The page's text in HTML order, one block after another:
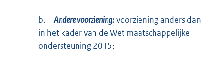
b. Andere voorziening:voorziening anders dan
in het kader van de Wet maatschappelijke
ondersteuning 2015;